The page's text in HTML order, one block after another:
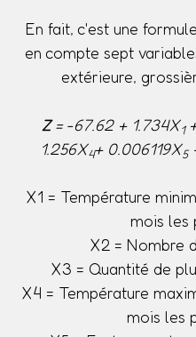
En fait, c'est une
en compte sept
extérieure,
Z= -67.62 + 1.734X1
1.256X4+ 0.006119X5
X1 = Température
mois les
X2 = Nombre
X3 = Quantité de
X4 = Température
mois les